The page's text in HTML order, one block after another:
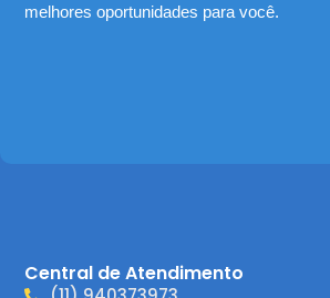
melhores oportunidades para você.
Central de Atendimento